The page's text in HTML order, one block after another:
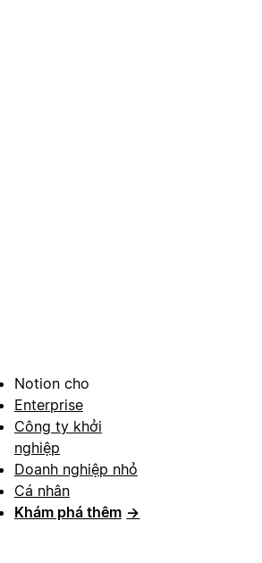
Notion cho
Enterprise
Công ty khởi
nghiệp
Doanh nghiệp nhỏ
Cá nhân
Khám phá thêm →